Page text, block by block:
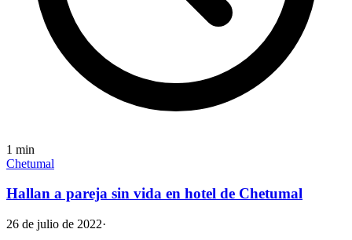
1 min
Chetumal
Hallan a pareja sin vida en hotel de Chetumal
26 de julio de 2022·